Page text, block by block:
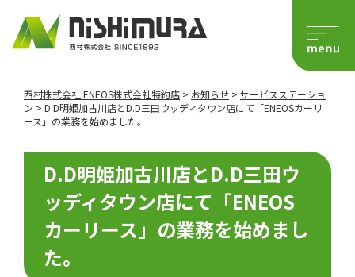
西村株式会社 ENEOS株式会社特約店 > お知らせ > サービスステーショ
ン > D.D明姫加古川店とD.D三田ウッディタウン店にて「ENEOSカーリ
ース」の業務を始めました。
D.D明姫加古川店とD.D三田ウ
ッディタウン店にて「ENEOS
カーリース」の業務を始めまし
た。